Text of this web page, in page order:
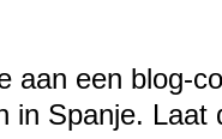
aan een blog-
in Spanje. Laat